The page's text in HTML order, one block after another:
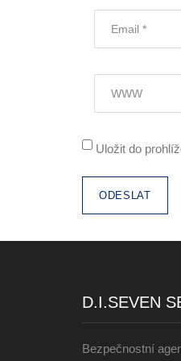
Uložit do
D.I.SEVEN
Bezpečnostní